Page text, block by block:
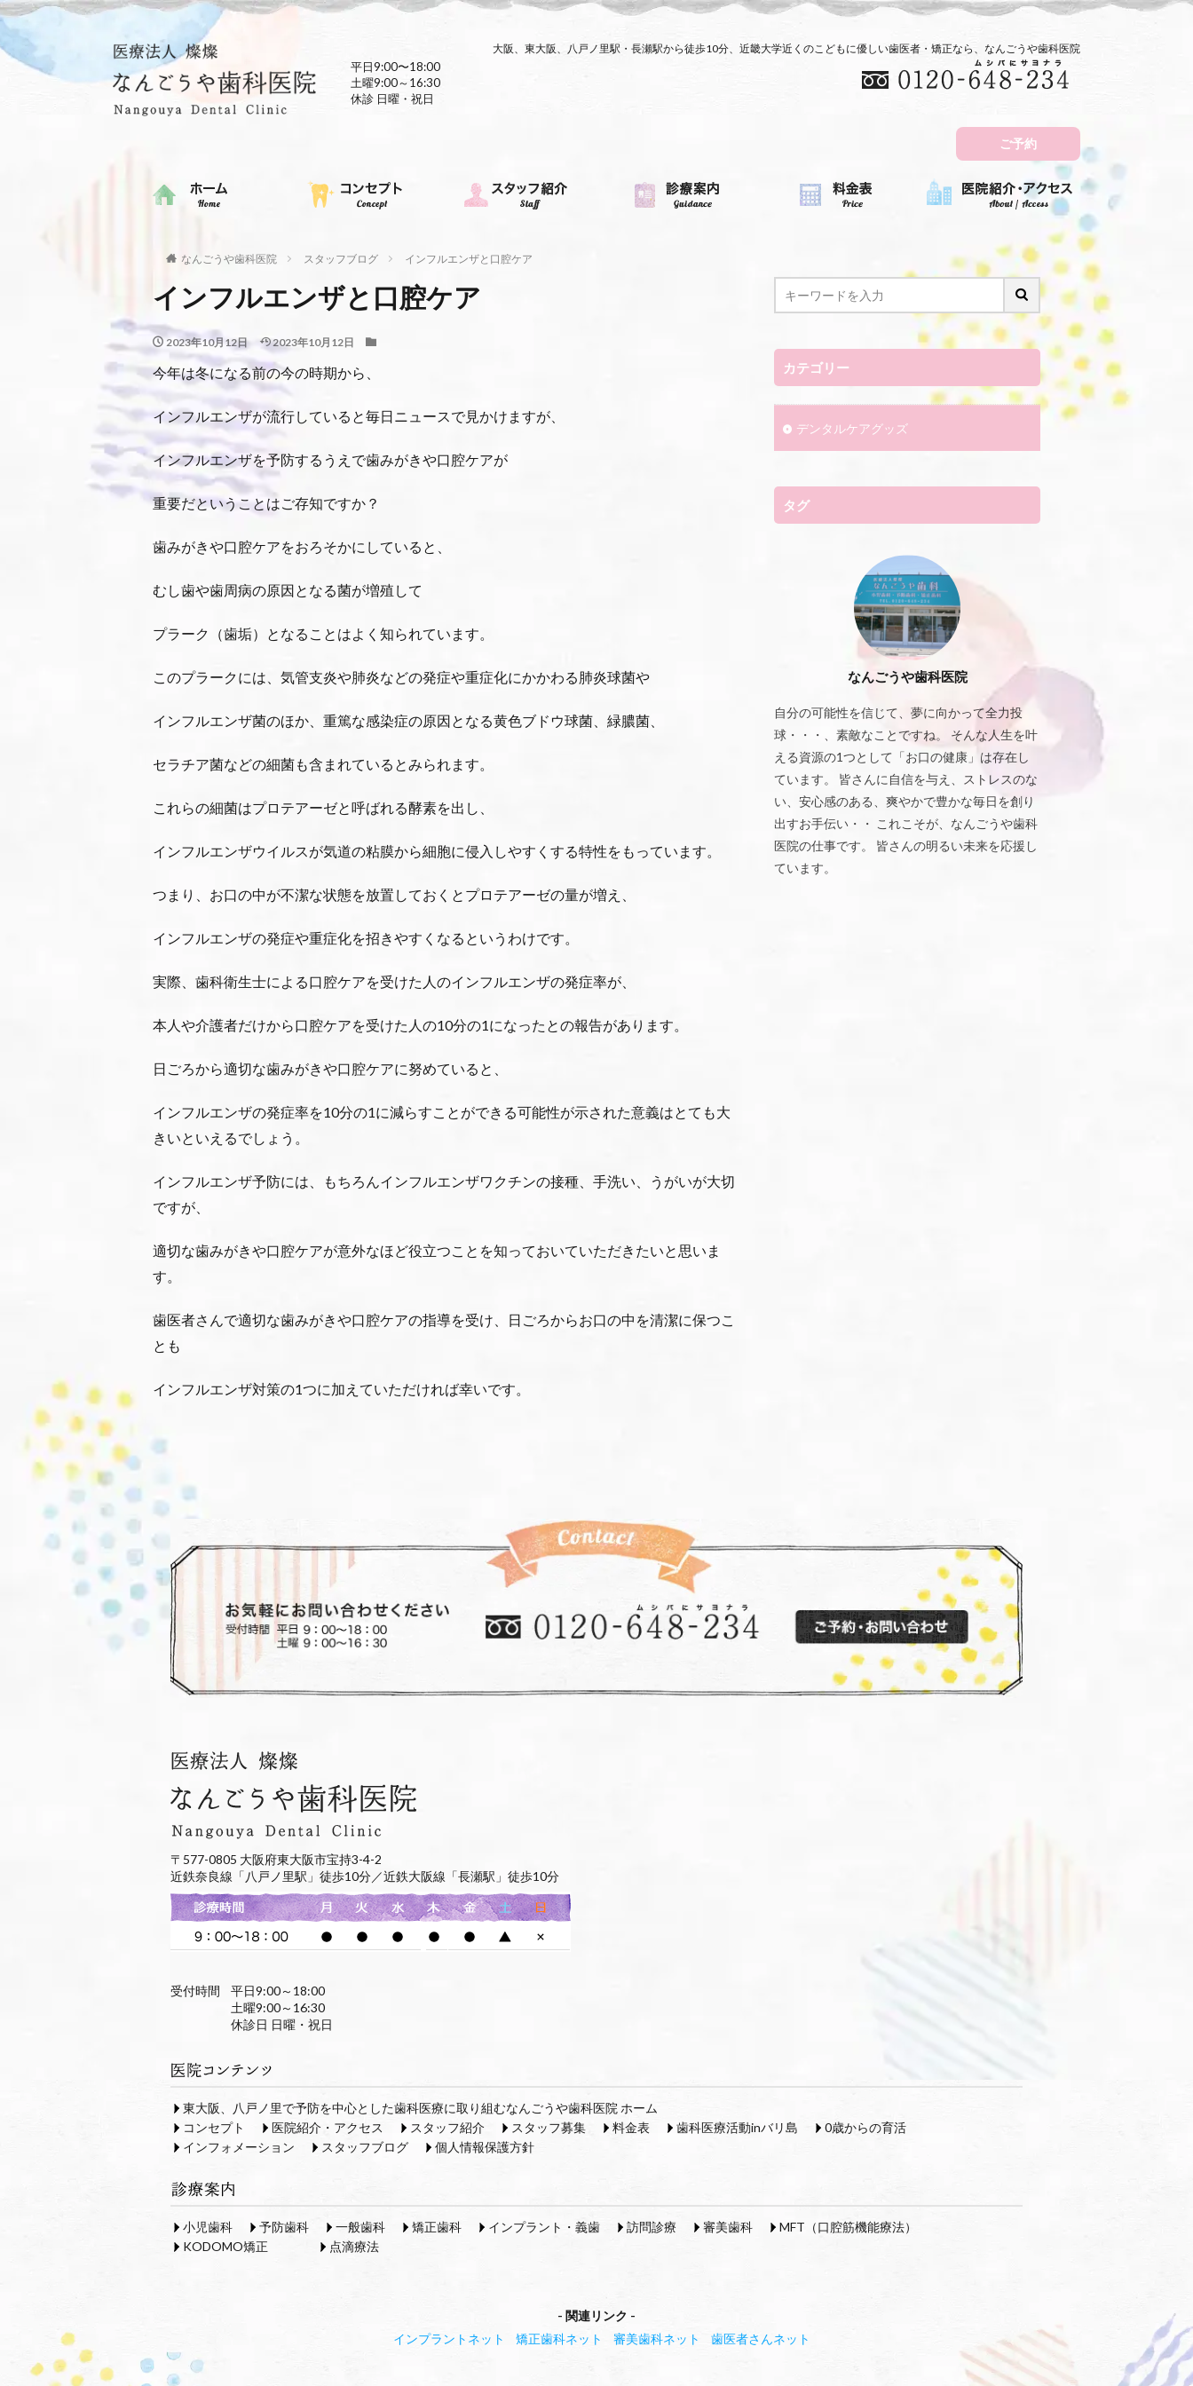
大阪、東大阪、八戸ノ里駅・長瀬駅から徒歩10分、近畿大学近くのこどもに優しい歯医者・矯正なら、なんごうや歯科医院
平日9:00〜18:00
土曜9:00～16:30
休診 日曜・祝日
ご予約
なんごうや歯科医院 スタッフブログ インフルエンザと口腔ケア
インフルエンザと口腔ケア
2023年10月12日 2023年10月12日
今年は冬になる前の今の時期から、
インフルエンザが流行していると毎日ニュースで見かけますが、
インフルエンザを予防するうえで歯みがきや口腔ケアが
重要だということはご存知ですか？
歯みがきや口腔ケアをおろそかにしていると、
むし歯や歯周病の原因となる菌が増殖して
プラーク（歯垢）となることはよく知られています。
このプラークには、気管支炎や肺炎などの発症や重症化にかかわる肺炎球菌や
インフルエンザ菌のほか、重篤な感染症の原因となる黄色ブドウ球菌、緑膿菌、
セラチア菌などの細菌も含まれているとみられます。
これらの細菌はプロテアーゼと呼ばれる酵素を出し、
インフルエンザウイルスが気道の粘膜から細胞に侵入しやすくする特性をもっています。
つまり、お口の中が不潔な状態を放置しておくとプロテアーゼの量が増え、
インフルエンザの発症や重症化を招きやすくなるというわけです。
実際、歯科衛生士による口腔ケアを受けた人のインフルエンザの発症率が、
本人や介護者だけから口腔ケアを受けた人の10分の1になったとの報告があります。
日ごろから適切な歯みがきや口腔ケアに努めていると、
インフルエンザの発症率を10分の1に減らすことができる可能性が示された意義はとても大
きいといえるでしょう。
インフルエンザ予防には、もちろんインフルエンザワクチンの接種、手洗い、うがいが大切
ですが、
適切な歯みがきや口腔ケアが意外なほど役立つことを知っておいていただきたいと思いま
す。
歯医者さんで適切な歯みがきや口腔ケアの指導を受け、日ごろからお口の中を清潔に保つこ
とも
インフルエンザ対策の1つに加えていただければ幸いです。
カテゴリー
デンタルケアグッズ
タグ
なんごうや歯科医院
自分の可能性を信じて、夢に向かって全力投
球・・・、素敵なことですね。 そんな人生を叶
える資源の1つとして「お口の健康」は存在し
ています。 皆さんに自信を与え、ストレスのな
い、安心感のある、爽やかで豊かな毎日を創り
出すお手伝い・・ これこそが、なんごうや歯科
医院の仕事です。 皆さんの明るい未来を応援し
ています。
〒577-0805 大阪府東大阪市宝持3-4-2
近鉄奈良線「八戸ノ里駅」徒歩10分／近鉄大阪線「長瀬駅」徒歩10分
受付時間
平日9:00～18:00
土曜9:00～16:30
休診日 日曜・祝日
東大阪、八戸ノ里で予防を中心とした歯科医療に取り組むなんごうや歯科医院 ホーム
コンセプト
医院紹介・アクセス スタッフ紹介 スタッフ募集 料金表 歯科医療活動inバリ島
0歳からの育活
インフォメーション
スタッフブログ 個人情報保護方針
小児歯科 予防歯科 一般歯科 矯正歯科 インプラント・義歯 訪問診療 審美歯科
MFT（口腔筋機能療法）
KODOMO矯正
点滴療法
関連リンク
インプラントネット
矯正歯科ネット 審美歯科ネット 歯医者さんネット